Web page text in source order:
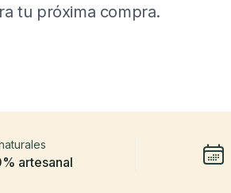
tu próxima compra.
artesanal